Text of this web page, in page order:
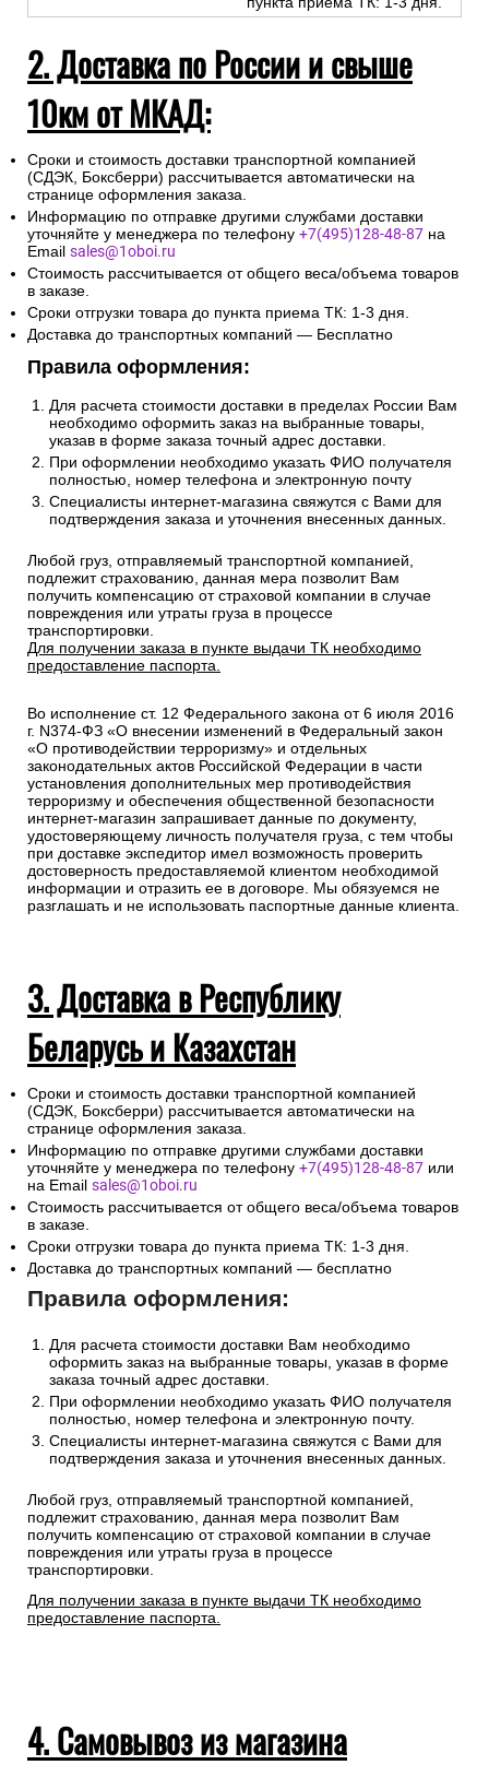
2. Доставка по России и свыше
10км от МКАД:
Сроки и стоимость доставки транспортной компанией
(СДЭК, Боксберри) рассчитывается автоматически на
странице оформления заказа.
Информацию по отправке другими службами доставки
уточняйте у менеджера по телефону +7(495)128-48-87 на
Email sales@1oboi.ru
Стоимость рассчитывается от общего веса/объема товаров
в заказе.
Сроки отгрузки товара до пункта приема ТК: 1-3 дня.
Доставка до транспортных компаний — Бесплатно
Правила оформления:
Для расчета стоимости доставки в пределах России Вам
необходимо оформить заказ на выбранные товары,
указав в форме заказа точный адрес доставки.
При оформлении необходимо указать ФИО получателя
полностью, номер телефона и электронную почту
Специалисты интернет-магазина свяжутся с Вами для
подтверждения заказа и уточнения внесенных данных.
Любой груз, отправляемый транспортной компанией,
подлежит страхованию, данная мера позволит Вам
получить компенсацию от страховой компании в случае
повреждения или утраты груза в процессе
транспортировки.
Для получении заказа в пункте выдачи ТК необходимо
предоставление паспорта.
Во исполнение ст. 12 Федерального закона от 6 июля 2016
г. N374-ФЗ «О внесении изменений в Федеральный закон
«О противодействии терроризму» и отдельных
законодательных актов Российской Федерации в части
установления дополнительных мер противодействия
терроризму и обеспечения общественной безопасности
интернет-магазин запрашивает данные по документу,
удостоверяющему личность получателя груза, с тем чтобы
при доставке экспедитор имел возможность проверить
достоверность предоставляемой клиентом необходимой
информации и отразить ее в договоре. Мы обязуемся не
разглашать и не использовать паспортные данные клиента.
3. Доставка в Республику
Беларусь и Казахстан
Сроки и стоимость доставки транспортной компанией
(СДЭК, Боксберри) рассчитывается автоматически на
странице оформления заказа.
Информацию по отправке другими службами доставки
уточняйте у менеджера по телефону +7(495)128-48-87 или
на Email sales@1oboi.ru
Стоимость рассчитывается от общего веса/объема товаров
в заказе.
Сроки отгрузки товара до пункта приема ТК: 1-3 дня.
Доставка до транспортных компаний — бесплатно
Правила оформления:
Для расчета стоимости доставки Вам необходимо
оформить заказ на выбранные товары, указав в форме
заказа точный адрес доставки.
При оформлении необходимо указать ФИО получателя
полностью, номер телефона и электронную почту.
Специалисты интернет-магазина свяжутся с Вами для
подтверждения заказа и уточнения внесенных данных.
Любой груз, отправляемый транспортной компанией,
подлежит страхованию, данная мера позволит Вам
получить компенсацию от страховой компании в случае
повреждения или утраты груза в процессе
транспортировки.
Для получении заказа в пункте выдачи ТК необходимо
предоставление паспорта.
4. Самовывоз из магазина